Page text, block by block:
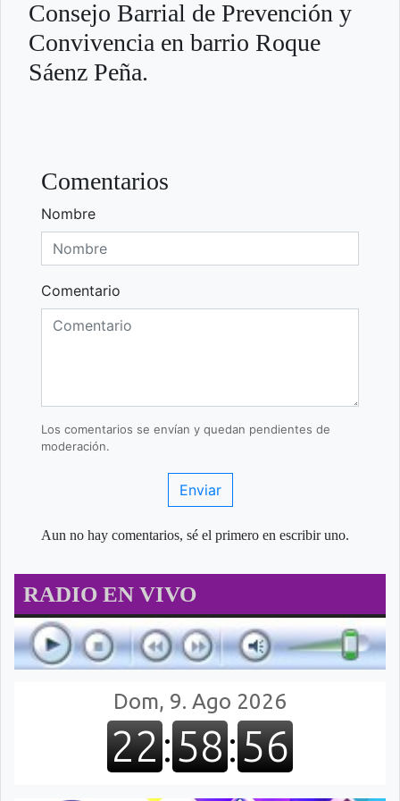
Consejo Barrial de Prevención y
Convivencia en barrio Roque
Sáenz Peña.
Comentarios
Nombre
Comentario
Los comentarios se envían y quedan pendientes de
moderación.
Enviar
Aun no hay comentarios, sé el primero en escribir uno.
RADIO EN VIVO